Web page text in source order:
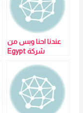
عندنا احنا وبس من
شركة Egypt
بنقدملك اعلى نسب
الخصم كل الاجهزه
اللى انت مش
هتلاقيها موجوده
عندنا احنا وبس